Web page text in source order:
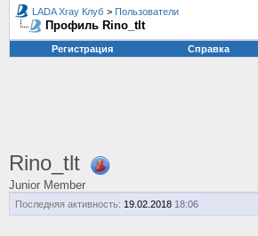
LADA Xray Клуб > Пользователи
Профиль Rino_tlt
Регистрация Справка
Rino_tlt
Junior Member
Последняя активность: 19.02.2018 18:06